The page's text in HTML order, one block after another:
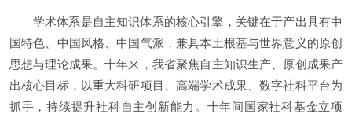
学术体系是自主知识体系的核心引擎，关键在于产出具有中
国特色、中国风格、中国气派，兼具本土根基与世界意义的原创
思想与理论成果。十年来，我省聚焦自主知识生产、原创成果产
出核心目标，以重大科研项目、高端学术成果、数字社科平台为
抓手，持续提升社科自主创新能力。十年间国家社科基金立项